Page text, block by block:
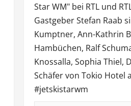
Star WM" bei RTLund
Gastgeber Stefan Raab
Kumptner, Ann-Kathrin
Hambüchen, Ralf
Knossalla, Sophia Thiel,
Schäfer von Tokio Hotel
#jetskistarwm